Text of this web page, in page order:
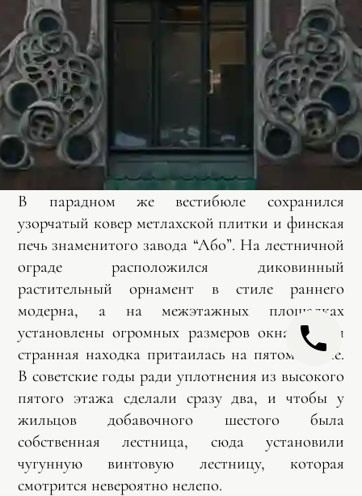
В парадном же вестибюле сохранился
узорчатый ковер метлахской плитки и финская
печь знаменитого завода “Або”. На лестничной
ограде расположился диковинный
растительный орнамент в стиле раннего
модерна, а на межэтажных площадках
установлены огромных размеров окна. Самая
странная находка притаилась на пятом этаже.
В советские годы ради уплотнения из высокого
пятого этажа сделали сразу два, и чтобы у
жильцов добавочного шестого была
собственная лестница, сюда установили
чугунную винтовую лестницу, которая
смотрится невероятно нелепо.